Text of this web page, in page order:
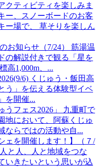
クティビティを楽しみま
ー、スノーボードのお客
ー場で、 草そりを楽しん
お知らせ（7/24）
筋湯温
の解説付きで観る「星を
高1,000m、...
6) くじゅう・飯田高
う」を伝える体験型イベ
を開催...
うフェス2026」
九重町で
地において、阿蘇くじゅ
ならではの活動や自...
ェを開催します！】（７/
と人、人と地域をつな
いきたいという思いが込